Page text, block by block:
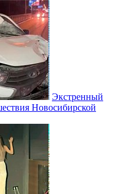
Экстренный
Новосибирской